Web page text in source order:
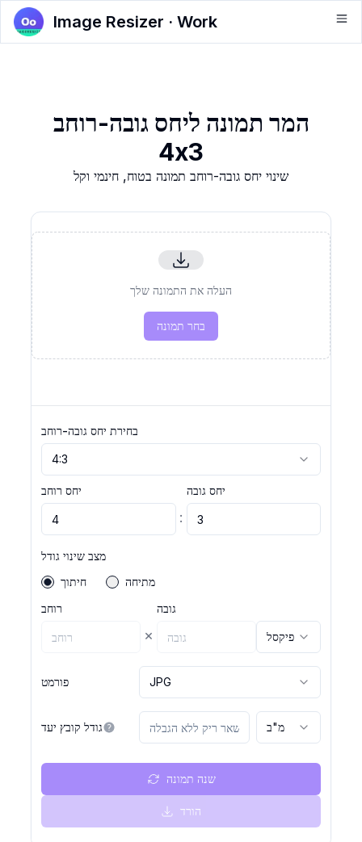
Image Resizer · Work
המר תמונה ליחס גובה-רוחב
4x3
שינוי יחס גובה-רוחב תמונה בטוח, חינמי וקל
העלה את התמונה שלך
בחר תמונה
בחירת יחס גובה-רוחב
4:3
יחס רוחב
:
יחס גובה
מצב שינוי גודל
חיתוך
מתיחה
רוחב
×
גובה
פיקסל
פורמט JPG
גודל קובץ יעד מ"ב
שנה תמונה
הורד